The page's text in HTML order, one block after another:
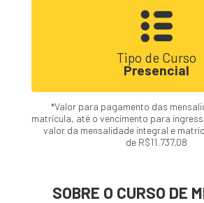
Tipo de Curso
Presencial
*Valor para pagamento das
matrícula, até o vencimento para
valor da mensalidade integral e
de R$11.737,08
SOBRE O CURSO DE